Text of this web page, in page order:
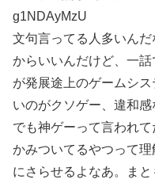
g1NDAyMzU
文句言ってる人多いん
からいいんだけど、一
が発展途上のゲームシ
いのがクソゲー、違和
でも神ゲーって言われ
かみついてるやつって
にさらせるよなあ。ま